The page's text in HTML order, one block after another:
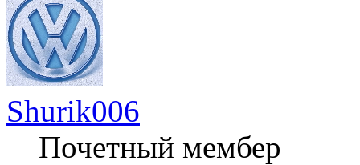
Shurik006
Почетный мембер